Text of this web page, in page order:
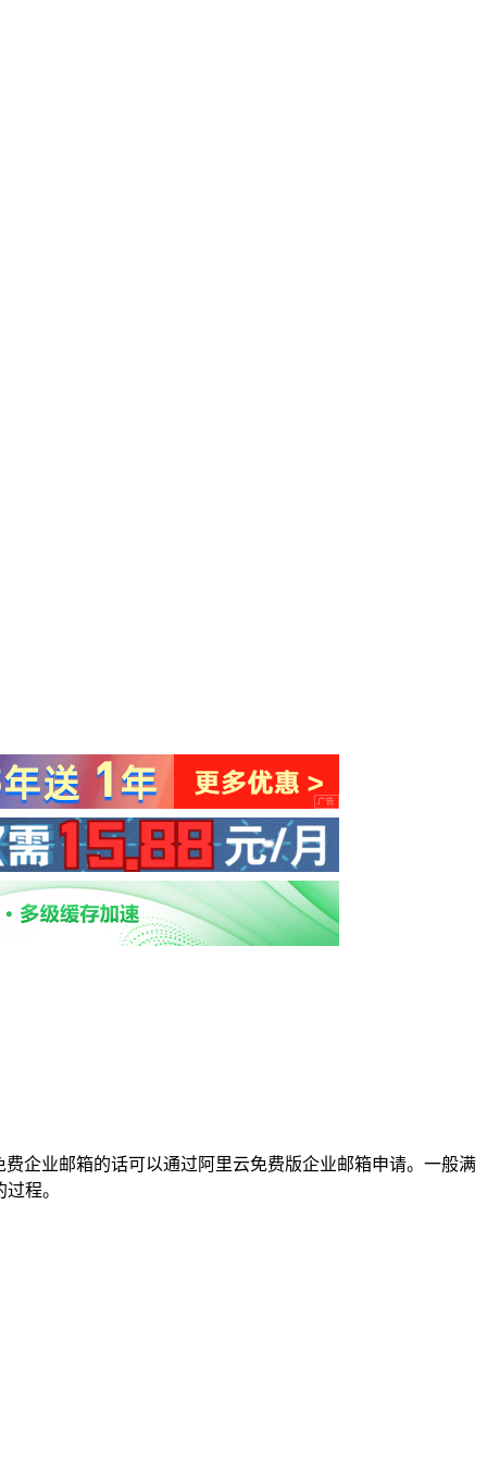
企业邮箱的话可以通过阿里云免费版企业邮箱申请。一般满
程。